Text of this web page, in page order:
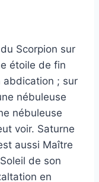
Scorpion sur
étoile de fin
abdication ; sur
nébuleuse
nébuleuse
voir. Saturne
aussi Maître
de son
en